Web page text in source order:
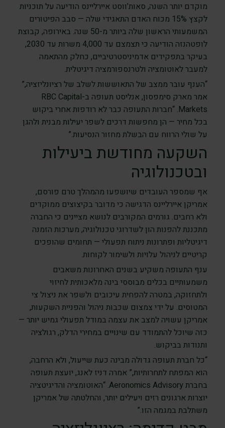
מוקדם יותר השנה, סאות’ווסט איירליינס הודיעה על תוכניות
לקצץ 15% מכוח האדם התאגידי שלה — סבב הפיטורים
המשמעותי הראשון שלה ביותר מ-50 שנה. באירופה, קבוצת
לופטהנזה הודיעה כי תצמצם עד 4,000 משרות עד 2030,
בעיקר בתפקידים אדמיניסטרטיביים, כחלק מהתאמה
למעבר לאוטומציה ולטרנספורמציה דיגיטלית.
“הענף עובר ממצב של התאוששות לשלב של רציונליזציה,”
אמר מארק סימפסון, אנליסט תעופה ב-RBC Capital
Markets. “חברות התעופה כבר לא רודפות אחרי ביקוש
בכל מחיר — הן מחפשות דרכים לשפר יעילות מבנית ולהגן
על שולי הרווח עם הבשלת מחזור הנסיעות.”
השקעה מחודשת ביעילות
ובטכנולוגיה
אף שמספר העובדים שיושפעו מהמהלך טרם פורסם,
אמריקן איירליינס הדגישה כי מדובר בקיצוצים ממוקדים
ולא רחבים. גורמים המקורבים לנושא מציינים כי החברה
מתכננת להפנות הון לשדרוגי טכנולוגיה, מערכות הזמנה
דיגיטליות ופתרונות ניתוח תפעולי — תחומים שהופכים
קריטיים לניהול עלויות ולשימור לקוחות.
ענף התעופה משקיע בשנים האחרונות משאבים
משמעותיים בכלים מבוססי בינה מלאכותית לחיזוי
ולתחזוקה, במטרה להפחית עיכובים ולשפר את ניצול צי
המטוסים. על ידי צמצום שכבות ניהול והפניית השקעות,
אמריקן עשויה למצב את עצמה במודל תפעולי גמיש יותר —
כזה שיוכל להתמודד עם שינויים במחירי הדלק, רגולציה
ותנודות בביקוש.
“כל חברת תעופה גדולה מבינה כעת שייעול, ולא הרחבה,
הוא המפתח לתחרותיות,” אמרה דניז לאנג, יועצת תעופה
בחברת Aeronomics Advisory. “האוטומציה והדיגיטציה
יוצרות ארגונים רזים ויעילים יותר, והחלטתה של אמריקן
משתלבת במגמה הזו.”